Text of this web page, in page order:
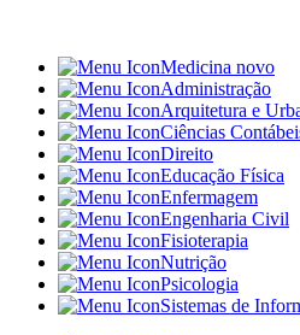
Medicina novo
Administração
Arquitetura e
Ciências
Direito
Educação Física
Enfermagem
Engenharia Civil
Fisioterapia
Nutrição
Psicologia
Sistemas de